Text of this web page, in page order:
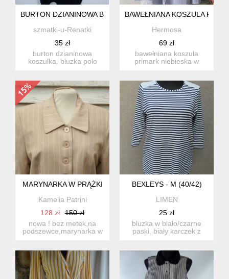
BURTON DZIANINOWA BLUZKA KOSZULKA POLO W PASKI / L
szmatki-u-Renatki
35 zł
burton dzianinowa
koszulka, bluzka polo
BAWEŁNIANA KOSZULA
Hermosa
69 zł
bawełniana koszula
primark niebieska w
MARYNARKA W PRĄŻKI
Kamelia Patrini
128 zł
150 zł
nowa ! bez metek,na
podszewce,marynarka w
BEXLEYS - M (40/42)
LIMEN
25 zł
bluzka w biało/czarne
paski. biały karczek z